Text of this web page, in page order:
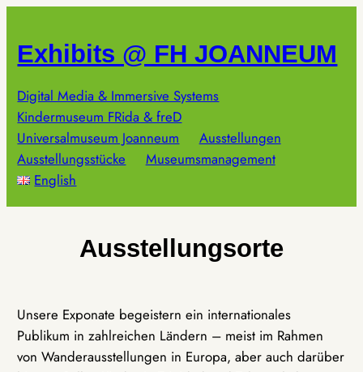
springen
Exhibits @ FH JOANNEUM
Digital Media & Immersive Systems
Kindermuseum FRida & freD
Universalmuseum Joanneum
Ausstellungen
Ausstellungsstücke
Museumsmanagement
English
Ausstellungsorte
Unsere Exponate begeistern ein internationales
Publikum in zahlreichen Ländern – meist im Rahmen
von Wanderausstellungen in Europa, aber auch darüber